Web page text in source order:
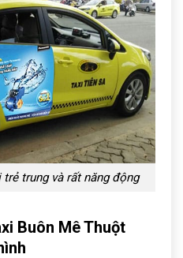
trẻ trung và rất năng động
Buôn Mê Thuột